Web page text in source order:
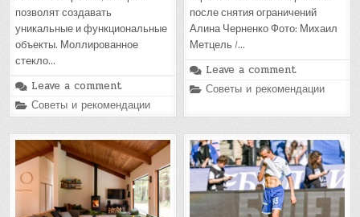
позволят создавать
уникальные и функциональные
объекты. Моллированное
стекло…
Leave a comment
Posted
in
Советы и рекомендации
после снятия ограничений
Алина Черненко Фото: Михаил
Метцель /…
Leave a comment
Posted
Советы и рекомендации